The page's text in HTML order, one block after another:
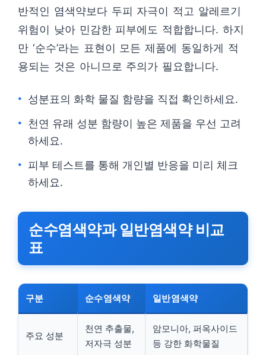
반적인 염색약보다 두피 자극이 적고 알레르기
위험이 낮아 민감한 피부에도 적합합니다. 하지
만 ‘순수’라는 표현이 모든 제품에 동일하게 적
용되는 것은 아니므로 주의가 필요합니다.
성분표의 화학 물질 함량을 직접 확인하세요.
천연 유래 성분 함량이 높은 제품을 우선 고려
하세요.
피부 테스트를 통해 개인별 반응을 미리 체크
하세요.
순수염색약과 일반염색약 비교
표
구분 순수염색약 일반염색약
주요 성분
천연 추출물,
저자극 성분
암모니아, 퍼옥사이드
등 강한 화학물질